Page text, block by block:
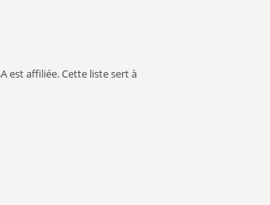
est affiliée. Cette liste sert à